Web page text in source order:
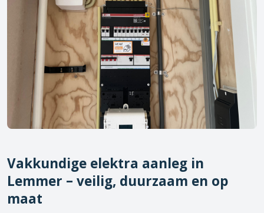
Vakkundige elektra aanleg in
Lemmer – veilig, duurzaam en op
maat